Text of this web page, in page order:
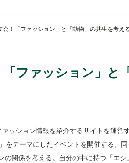
会！「ファッション」と「動物」の共生を考え
「ファッション」と
ッション情報を紹介するサイトを運営
をテーマにしたイベントを開催する。
の関係を考える。自分の中に持つ「エシ